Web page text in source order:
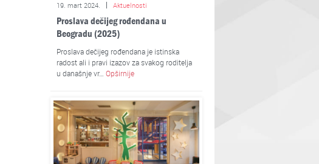
19. mart 2024. Aktuelnosti
Proslava dečijeg rođendana u
Beogradu (2025)
Proslava dečijeg rođendana je istinska
radost ali i pravi izazov za svakog roditelja
u današnje vr… Opširnije